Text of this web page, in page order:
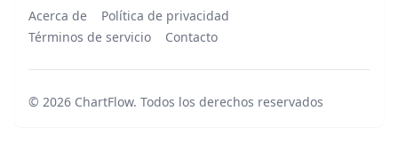
Acerca de
Política de privacidad
Términos de servicio
Contacto
© 2026 ChartFlow. Todos los derechos reservados